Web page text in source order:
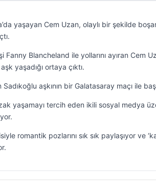
yaşayan Cem Uzan, olaylı bir şekilde
Fanny Blancheland ile yollarını ayıran Cem
yaşadığı ortaya çıktı.
aşkının bir Galatasaray maçı ile
yaşamayı tercih eden ikili sosyal medya
romantik pozlarını sık sık paylaşıyor ve